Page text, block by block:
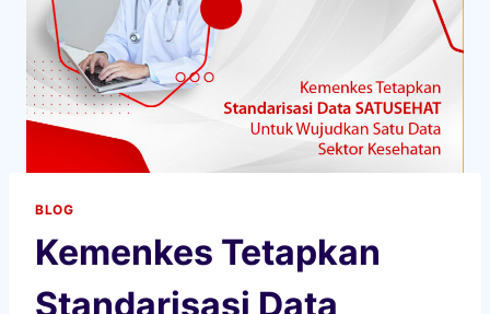
BLOG
Kemenkes Tetapkan
Standarisasi Data